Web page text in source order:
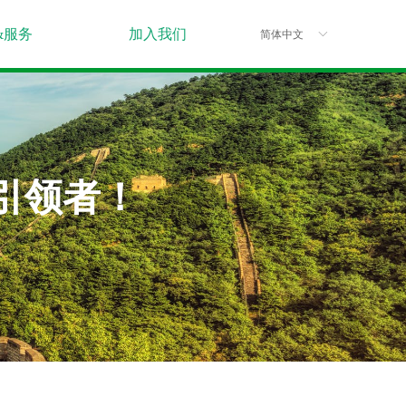
服务 加入我们 ꀅ
简体中文
领者！